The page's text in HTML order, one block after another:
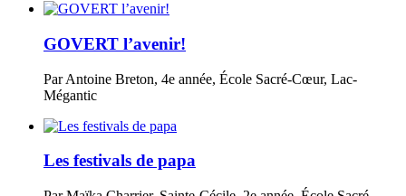
GOVERT l’avenir!
Par Antoine Breton, 4e année, École Sacré-Cœur, Lac-
Mégantic
Les festivals de papa